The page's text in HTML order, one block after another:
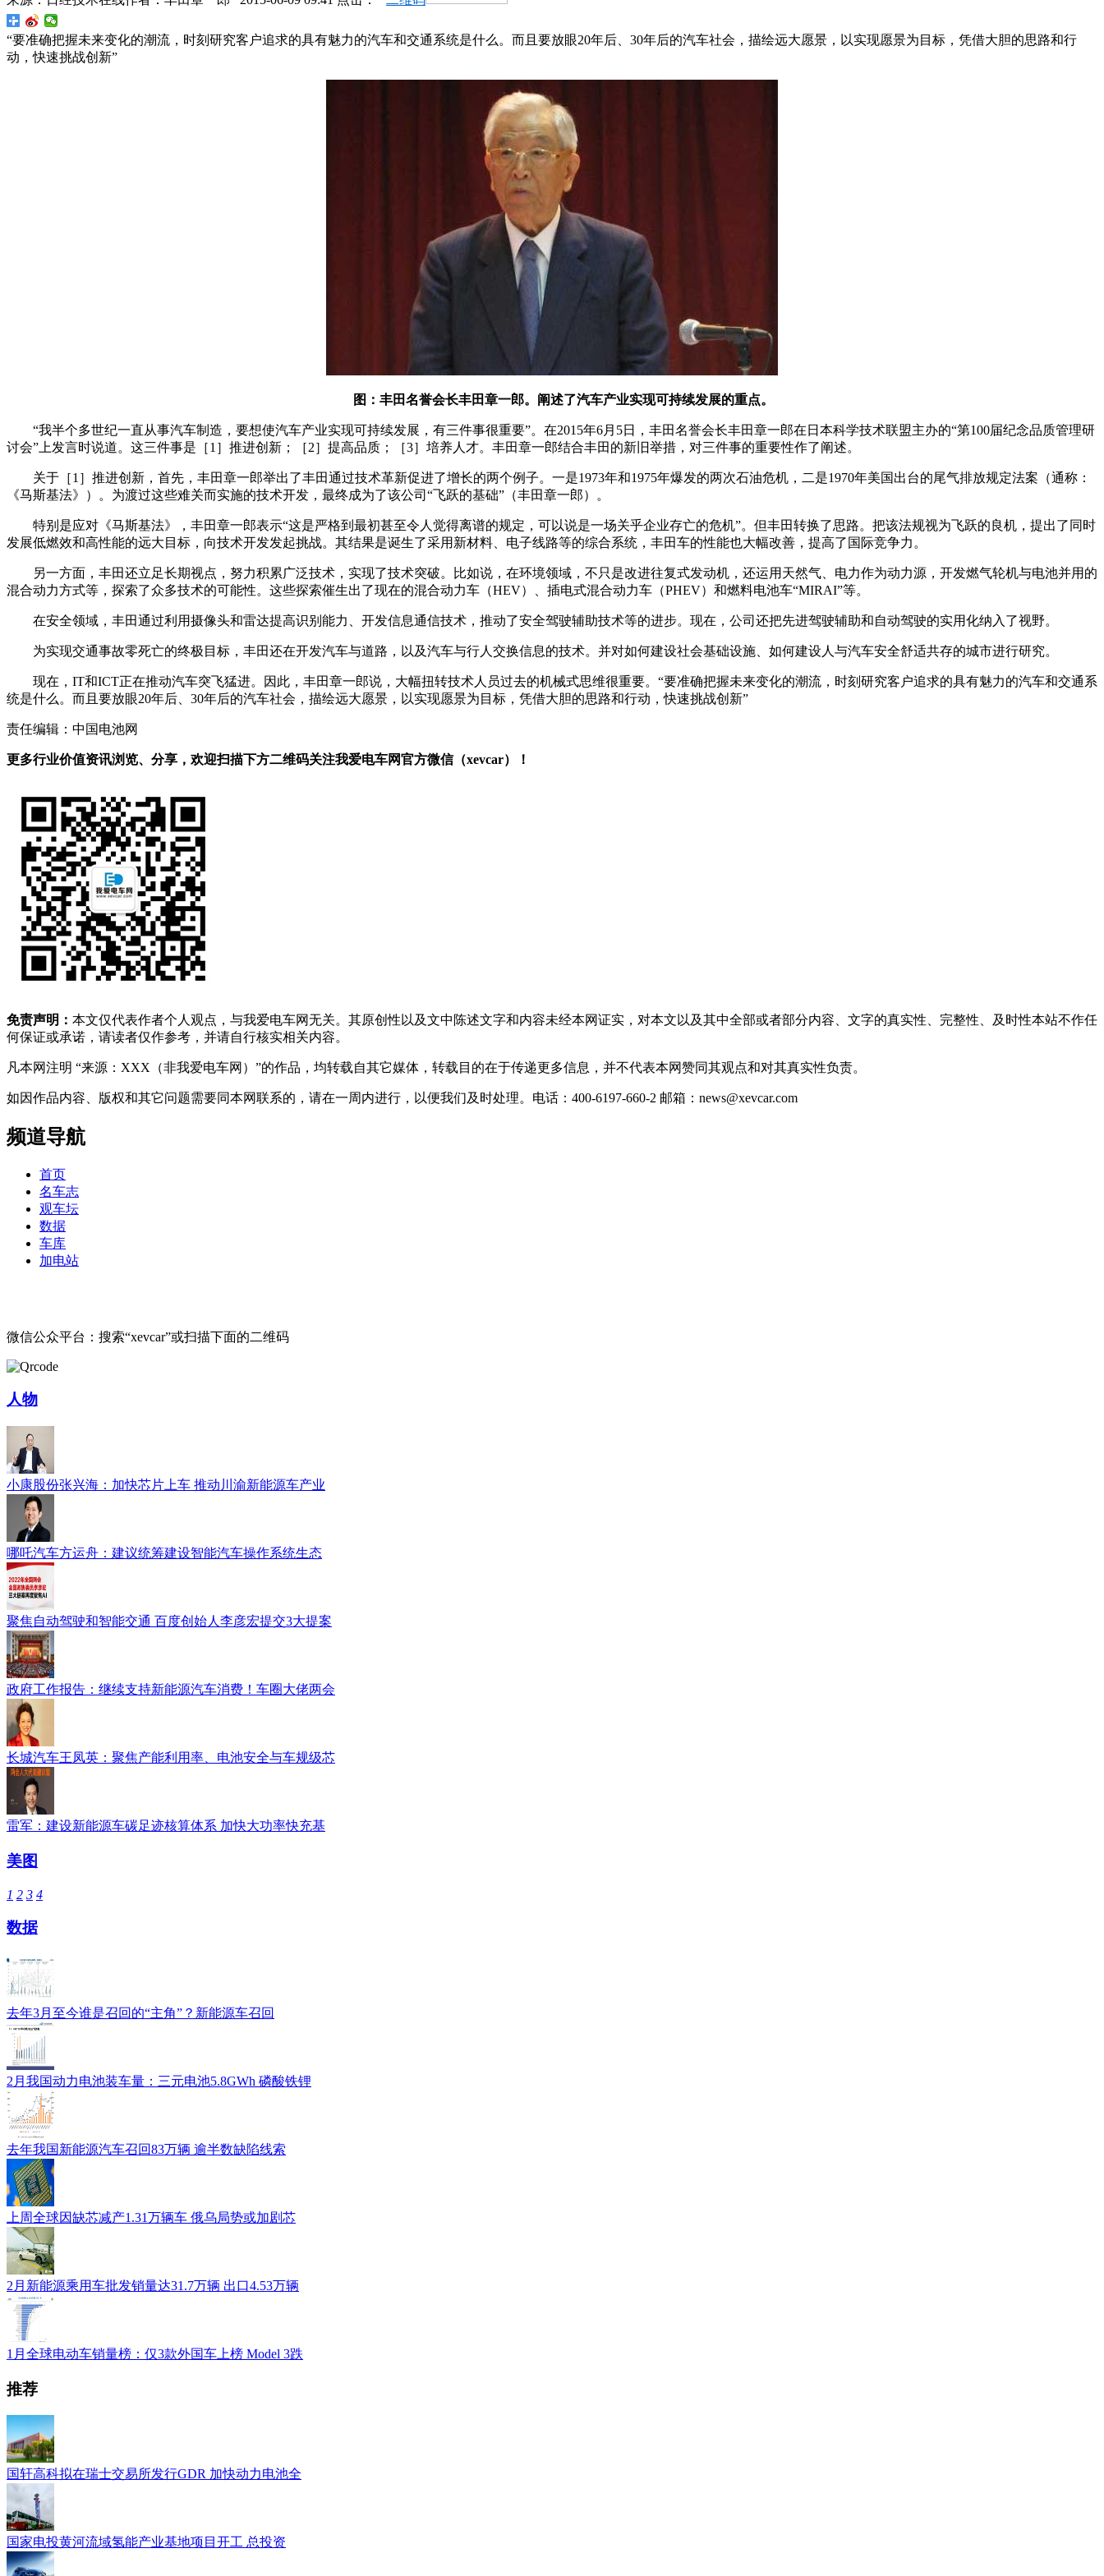
“要准确把握未来变化的潮流，时刻研究客户追求的具有魅力的汽车和交通系统是什么。而且要放眼20年后、30年后的汽车社会，描绘远大愿景，以实现愿景为目标，凭借大胆的思路和行
动，快速挑战创新”
图：丰田名誉会长丰田章一郎。阐述了汽车产业实现可持续发展的重点。
“我半个多世纪一直从事汽车制造，要想使汽车产业实现可持续发展，有三件事很重要”。在2015年6月5日，丰田名誉会长丰田章一郎在日本科学技术联盟主办的“第100届纪念品质管理研
讨会”上发言时说道。这三件事是［1］推进创新；［2］提高品质；［3］培养人才。丰田章一郎结合丰田的新旧举措，对三件事的重要性作了阐述。
关于［1］推进创新，首先，丰田章一郎举出了丰田通过技术革新促进了增长的两个例子。一是1973年和1975年爆发的两次石油危机，二是1970年美国出台的尾气排放规定法案（通称：
《马斯基法》）。为渡过这些难关而实施的技术开发，最终成为了该公司“飞跃的基础”（丰田章一郎）。
特别是应对《马斯基法》，丰田章一郎表示“这是严格到最初甚至令人觉得离谱的规定，可以说是一场关乎企业存亡的危机”。但丰田转换了思路。把该法规视为飞跃的良机，提出了同时
发展低燃效和高性能的远大目标，向技术开发发起挑战。其结果是诞生了采用新材料、电子线路等的综合系统，丰田车的性能也大幅改善，提高了国际竞争力。
另一方面，丰田还立足长期视点，努力积累广泛技术，实现了技术突破。比如说，在环境领域，不只是改进往复式发动机，还运用天然气、电力作为动力源，开发燃气轮机与电池并用的
混合动力方式等，探索了众多技术的可能性。这些探索催生出了现在的混合动力车（HEV）、插电式混合动力车（PHEV）和燃料电池车“MIRAI”等。
在安全领域，丰田通过利用摄像头和雷达提高识别能力、开发信息通信技术，推动了安全驾驶辅助技术等的进步。现在，公司还把先进驾驶辅助和自动驾驶的实用化纳入了视野。
为实现交通事故零死亡的终极目标，丰田还在开发汽车与道路，以及汽车与行人交换信息的技术。并对如何建设社会基础设施、如何建设人与汽车安全舒适共存的城市进行研究。
现在，IT和ICT正在推动汽车突飞猛进。因此，丰田章一郎说，大幅扭转技术人员过去的机械式思维很重要。“要准确把握未来变化的潮流，时刻研究客户追求的具有魅力的汽车和交通系
统是什么。而且要放眼20年后、30年后的汽车社会，描绘远大愿景，以实现愿景为目标，凭借大胆的思路和行动，快速挑战创新”
责任编辑：中国电池网
更多行业价值资讯浏览、分享，欢迎扫描下方二维码关注我爱电车网官方微信（xevcar）！
免责声明： 本文仅代表作者个人观点，与我爱电车网无关。其原创性以及文中陈述文字和内容未经本网证实，对本文以及其中全部或者部分内容、文字的真实性、完整性、及时性本站不作任
何保证或承诺，请读者仅作参考，并请自行核实相关内容。
凡本网注明 “来源：XXX（非我爱电车网）”的作品，均转载自其它媒体，转载目的在于传递更多信息，并不代表本网赞同其观点和对其真实性负责。
如因作品内容、版权和其它问题需要同本网联系的，请在一周内进行，以便我们及时处理。电话：400-6197-660-2 邮箱：news@xevcar.com
频道导航
首页
名车志
观车坛
数据
车库
加电站
微信公众平台：搜索“xevcar”或扫描下面的二维码
人物
小康股份张兴海：加快芯片上车 推动川渝新能源车产业
哪吒汽车方运舟：建议统筹建设智能汽车操作系统生态
聚焦自动驾驶和智能交通 百度创始人李彦宏提交3大提案
政府工作报告：继续支持新能源汽车消费！车圈大佬两会
长城汽车王凤英：聚焦产能利用率、电池安全与车规级芯
雷军：建设新能源车碳足迹核算体系 加快大功率快充基
美图
1 2 3 4
数据
去年3月至今谁是召回的“主角”？新能源车召回
2月我国动力电池装车量：三元电池5.8GWh 磷酸铁锂
去年我国新能源汽车召回83万辆 逾半数缺陷线索
上周全球因缺芯减产1.31万辆车 俄乌局势或加剧芯
2月新能源乘用车批发销量达31.7万辆 出口4.53万辆
1月全球电动车销量榜：仅3款外国车上榜 Model 3跌
推荐
国轩高科拟在瑞士交易所发行GDR 加快动力电池全
国家电投黄河流域氢能产业基地项目开工 总投资